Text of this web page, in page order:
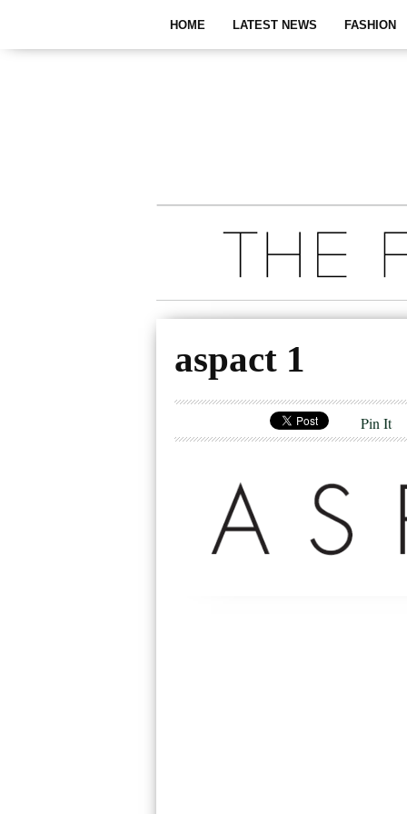
HOME LATEST NEWS FASHION
aspact 1
Pin It